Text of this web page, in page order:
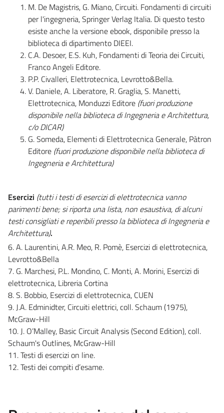
M. De Magistris, G. Miano, Circuiti. Fondamenti di circuiti
per l'ingegneria, Springer Verlag Italia. Di questo testo
esiste anche la versione ebook, disponibile presso la
biblioteca di dipartimento DIEEI.
C.A. Desoer, E.S. Kuh, Fondamenti di Teoria dei Circuiti,
Franco Angeli Editore.
P.P. Civalleri, Elettrotecnica, Levrotto&Bella.
V. Daniele, A. Liberatore, R. Graglia, S. Manetti,
Elettrotecnica, Monduzzi Editore (fuori produzione
disponibile nella biblioteca di Ingegneria e Architettura,
c/o DICAR)
G. Someda, Elementi di Elettrotecnica Generale, Pàtron
Editore (fuori produzione disponibile nella biblioteca di
Ingegneria e Architettura)
Esercizi (tutti i testi di esercizi di elettrotecnica vanno
parimenti bene; si riporta una lista, non esaustiva, di alcuni
testi consigliati e reperibili presso la biblioteca di Ingegneria e
Architettura).
6. A. Laurentini, A.R. Meo, R. Pomè, Esercizi di elettrotecnica,
Levrotto&Bella
7. G. Marchesi, P.L. Mondino, C. Monti, A. Morini, Esercizi di
elettrotecnica, Libreria Cortina
8. S. Bobbio, Esercizi di elettrotecnica, CUEN
9. J.A. Edminidter, Circuiti elettrici, coll. Schaum (1975),
McGraw-Hill
10. J. O’Malley, Basic Circuit Analysis (Second Edition), coll.
Schaum's Outlines, McGraw-Hill
11. Testi di esercizi on line.
12. Testi dei compiti d’esame.